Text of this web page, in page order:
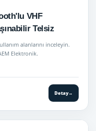
Telsiz
alanlarını inceleyin.
Elektronik.
Detay→